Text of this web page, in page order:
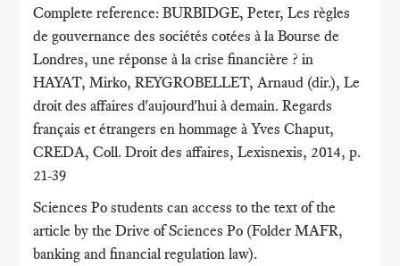
Complete reference: BURBIDGE, Peter, Les règles
de gouvernance des sociétés cotées à la Bourse de
Londres, une réponse à la crise financière ? in
HAYAT, Mirko, REYGROBELLET, Arnaud (dir.), Le
droit des affaires d'aujourd'hui à demain. Regards
français et étrangers en hommage à Yves Chaput,
CREDA, Coll. Droit des affaires, Lexisnexis, 2014, p.
21-39
Sciences Po students can access to the text of the
article by the Drive of Sciences Po (Folder MAFR,
banking and financial regulation law).